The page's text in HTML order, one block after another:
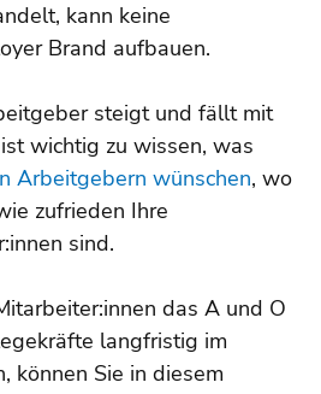
kann keine
Brand aufbauen.
steigt und fällt mit
wichtig zu wissen, was
Arbeitgebern wünschen, wo
zufrieden Ihre
sind.
das A und O
langfristig im
können Sie in diesem